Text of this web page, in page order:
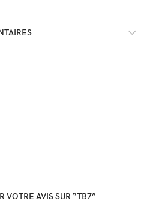
VOTRE AVIS SUR “TB7”